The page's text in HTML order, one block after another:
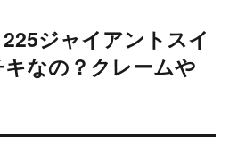
225ジャイアントスイ
なの？クレームや